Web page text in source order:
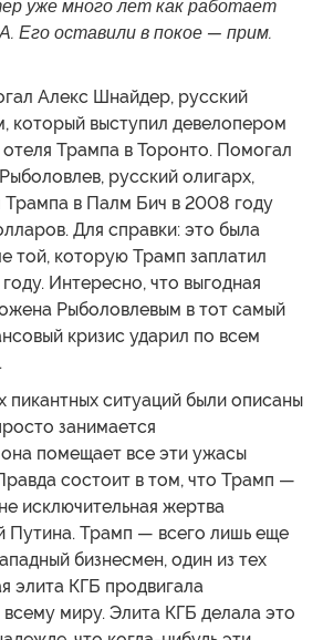
уже много лет как работает
Его оставили в покое — прим.
Алекс Шнайдер, русский
который выступил девелопером
отеля Трампа в Торонто. Помогал
русский олигарх,
Трампа в Палм Бич в 2008 году
Для справки: это была
той, которую Трамп заплатил
Интересно, что выгодная
Рыболовлевым в тот самый
кризис ударил по всем
пикантных ситуаций были описаны
занимается
помещает все эти ужасы
состоит в том, что Трамп —
исключительная жертва
Путина. Трамп — всего лишь еще
бизнесмен, один из тех
элита КГБ продвигала
миру. Элита КГБ делала это